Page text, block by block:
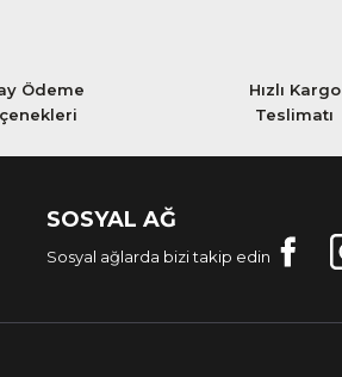
Ödeme
Hızlı Kargo
Teslimatı
SOSYAL AĞ
Sosyal ağlarda bizi takip edin